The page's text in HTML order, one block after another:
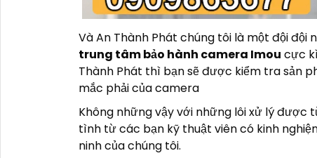
Và An Thành Phát chúng tôi là một đội
trung tâm bảo hành camera Imou cực
Thành Phát thì bạn sẽ được kiểm tra sản
mắc phải của camera
Không những vậy với những lôi xử lý
tình từ các bạn kỹ thuật viên có kinh
ninh của chúng tôi.